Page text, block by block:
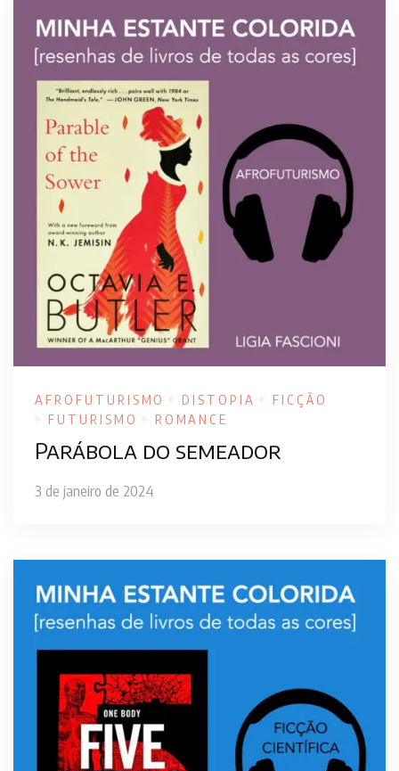
AFROFUTURISMO DISTOPIA
FICÇÃO
FUTURISMO
ROMANCE
Parábola do semeador
3 de janeiro de 2024